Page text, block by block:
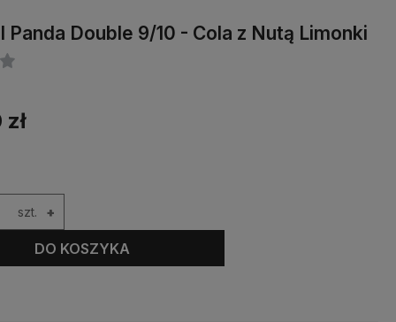
produkty do listy z poprzedniej sesji.
Panda Double 9/10 - Cola z Nutą Limonki
szt. +
DO KOSZYKA